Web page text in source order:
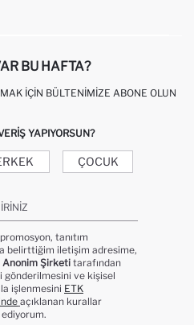
BU HAFTA?
İÇIN BÜLTENIMIZE ABONE OLUN
YAPIYORSUN?
ÇOCUK
tanıtım
belirttiğim iletişim adresime,
Anonim Şirketi tarafından
ve kişisel
işlenmesini ETK
açıklanan kurallar